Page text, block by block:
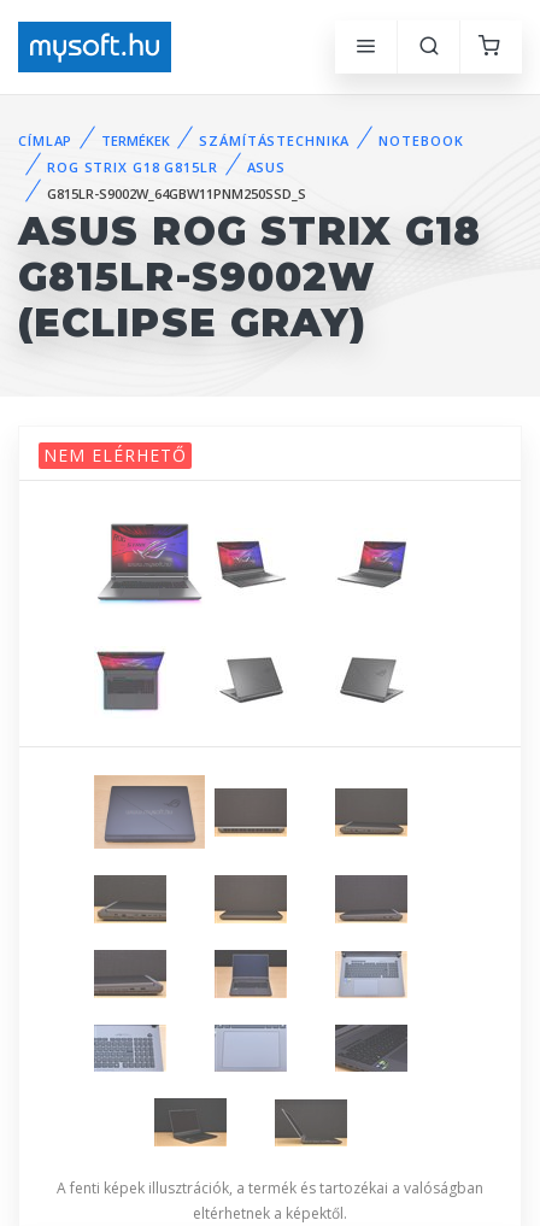
CÍMLAP TERMÉKEK SZÁMÍTÁSTECHNIKA
NOTEBOOK
ROG STRIX G18 G815LR
ASUS
G815LR-S9002W_64GBW11PNM250SSD_S
ASUS ROG STRIX G18
G815LR-S9002W
(ECLIPSE GRAY)
NEM ELÉRHETŐ
A fenti képek illusztrációk, a termék és tartozékai a valóságban
eltérhetnek a képektől.